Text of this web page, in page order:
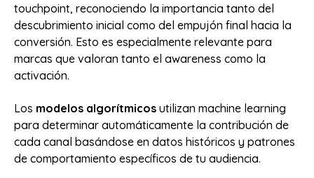
touchpoint, reconociendo la importancia tanto del
descubrimiento inicial como del empujón final hacia la
conversión. Esto es especialmente relevante para
marcas que valoran tanto el awareness como la
activación.
Los modelos algorítmicos utilizan machine learning
para determinar automáticamente la contribución de
cada canal basándose en datos históricos y patrones
de comportamiento específicos de tu audiencia.